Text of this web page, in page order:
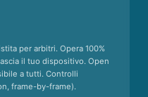
per arbitri. Opera 100%
il tuo dispositivo. Open
a tutti. Controlli
frame-by-frame).